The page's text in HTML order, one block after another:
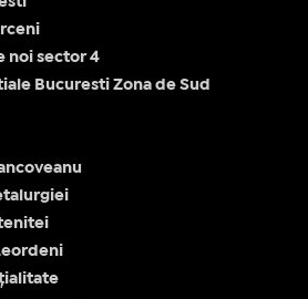
noi sector 4
Bucuresti Zona de Sud